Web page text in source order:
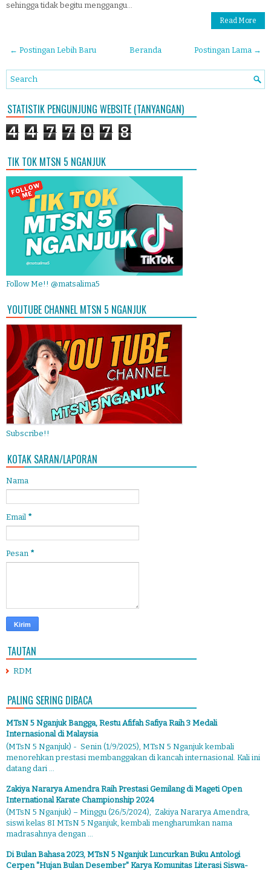
sehingga tidak begitu menggangu...
Read More
← Postingan Lebih Baru Postingan Lama →
Beranda
STATISTIK PENGUNJUNG WEBSITE (TANYANGAN)
4 4 7 7 0 7 8
TIK TOK MTSN 5 NGANJUK
Follow Me!! @matsalima5
YOUTUBE CHANNEL MTSN 5 NGANJUK
Subscribe!!
KOTAK SARAN/LAPORAN
Nama
Email *
Pesan *
TAUTAN
RDM
PALING SERING DIBACA
MTsN 5 Nganjuk Bangga, Restu Afifah Safiya Raih 3 Medali
Internasional di Malaysia
(MTsN 5 Nganjuk) - Senin (1/9/2025), MTsN 5 Nganjuk kembali
menorehkan prestasi membanggakan di kancah internasional. Kali ini
datang dari ...
Zakiya Nararya Amendra Raih Prestasi Gemilang di Mageti Open
International Karate Championship 2024
(MTsN 5 Nganjuk) – Minggu (26/5/2024), Zakiya Nararya Amendra,
siswi kelas 8I MTsN 5 Nganjuk, kembali mengharumkan nama
madrasahnya dengan ...
Di Bulan Bahasa 2023, MTsN 5 Nganjuk Luncurkan Buku Antologi
Cerpen "Hujan Bulan Desember" Karya Komunitas Literasi Siswa-